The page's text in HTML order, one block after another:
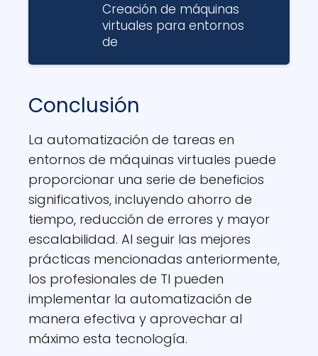
Creación de máquinas
virtuales para entornos
de
Conclusión
La automatización de tareas en
entornos de máquinas virtuales puede
proporcionar una serie de beneficios
significativos, incluyendo ahorro de
tiempo, reducción de errores y mayor
escalabilidad. Al seguir las mejores
prácticas mencionadas anteriormente,
los profesionales de TI pueden
implementar la automatización de
manera efectiva y aprovechar al
máximo esta tecnología.